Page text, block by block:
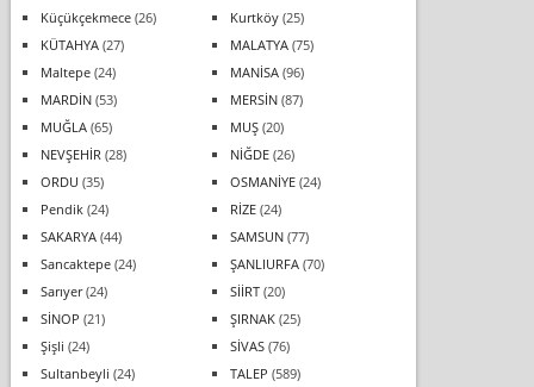
Küçükçekmece(26) Kurtköy(25)
KÜTAHYA(27) MALATYA(75)
Maltepe(24) MANİSA(96)
MARDİN(53) MERSİN(87)
MUĞLA(65) MUŞ(20)
NEVŞEHİR (28) NİĞDE(26)
ORDU (35) OSMANİYE(24)
Pendik(24) RİZE(24)
SAKARYA(44) SAMSUN(77)
Sancaktepe(24) ŞANLIURFA(70)
Sarıyer(24) SİİRT(20)
SİNOP (21) ŞIRNAK(25)
Şişli (24) SİVAS(76)
Sultanbeyli (24) TALEP (589)